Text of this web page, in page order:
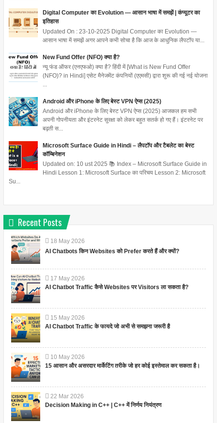
Digital Computer का Evolution — आसान भाषा में समझें | कंप्यूटर का
इतिहास
Updated On : 23-10-2025 Digital Computer का Evolution —
आसान भाषा में समझें अगर आपने कभी सोचा है कि आज के आधुनिक लैपटॉप या...
New Fund Offer (NFO) क्या है?
न्यू फंड ऑफर (एनएफओ) क्या है? हिंदी में [What is New Fund Offer
(NFO)? in Hindi] एसेट मैनेजमेंट कंपनियों (एएमसी) द्वारा शुरू की गई नई योजना
...
Android और iPhone के लिए बेस्ट VPN ऐप्स (2025)
Android और iPhone के लिए बेस्ट VPN ऐप्स (2025) आजकल हम सभी
अपनी गोपनीयता और इंटरनेट सुरक्षा को लेकर बहुत सतर्क हो गए हैं। इंटरनेट पर
बढ़ती स...
Microsoft Surface Guide in Hindi – लैपटॉप और टैबलेट का बेस्ट
कॉम्बिनेशन
Updated on: 10 ust 2025 📚 Index – Microsoft Surface Guide in
Hindi Lesson 1: Microsoft Surface का परिचय Lesson 2: Microsoft
Su...
Recent Posts
18 May 2026
AI Chatbots किन Websites को Prefer करते हैं और क्यों?
17 May 2026
AI Chatbot Traffic कैसे Websites पर Visitors ला सकता है?
15 May 2026
AI Chatbot Traffic के फायदे जो अभी से समझना जरूरी है
10 May 2026
15 आसान और असरदार मार्केटिंग तरीके जो हर कोई इस्तेमाल कर सकता है।
22 Mar 2026
Decision Making in C++ | C++ में निर्णय नियंत्रण